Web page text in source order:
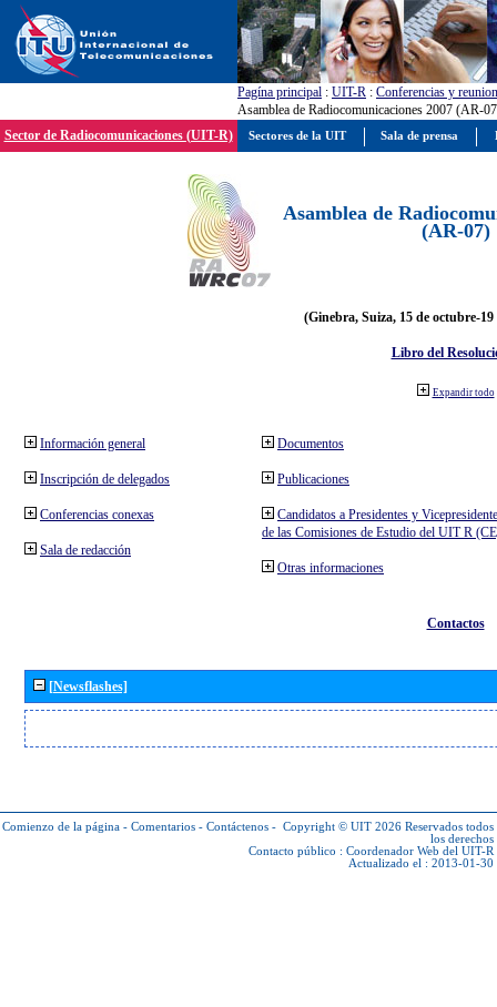
Pagína principal : UIT-R : Conferencias y
Asamblea de Radiocomunicaciones 2007 (AR-
Sector de Radiocomunicaciones (UIT-R)
Asamblea de
(AR-07)
(Ginebra, Suiza, 15 de octubre-19
Libro del
Expandir todo
Información general
Inscripción de delegados
Conferencias conexas
Sala de redacción
Documentos
Publicaciones
Candidatos a Presidentes y
de las Comisiones de Estudio del UIT R
Otras informaciones
Contactos
[Newsflashes]
Comienzo de la página - Comentarios - Contáctenos - Copyright © UIT 2026 Reservados todos
los derechos
Contacto público : Coordenador Web del UIT-R
Actualizado el : 2013-01-30
Sectores de la UIT Sala de prensa